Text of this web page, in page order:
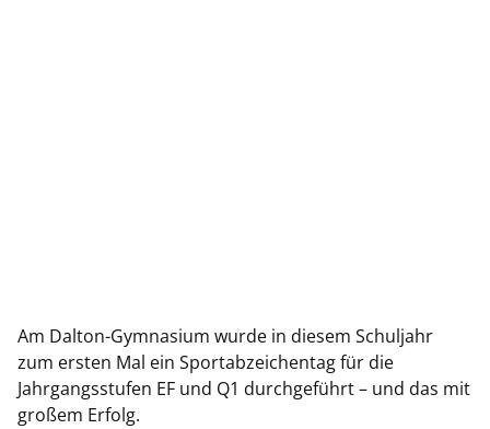
Am Dalton-Gymnasium wurde in diesem Schuljahr
zum ersten Mal ein Sportabzeichentag für die
Jahrgangsstufen EF und Q1 durchgeführt – und das mit
großem Erfolg.